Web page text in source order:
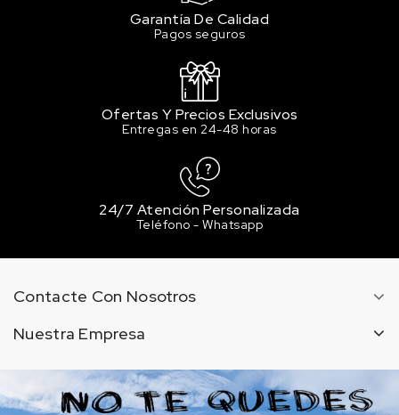
Garantía De Calidad
Pagos seguros
Ofertas Y Precios Exclusivos
Entregas en 24-48 horas
24/7 Atención Personalizada
Teléfono - Whatsapp
Contacte Con Nosotros
Nuestra Empresa